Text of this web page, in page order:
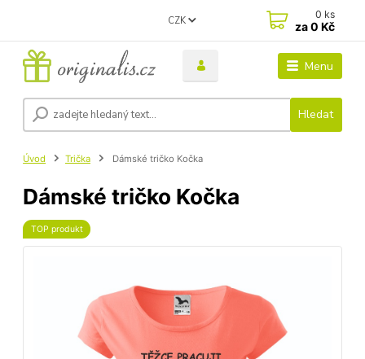
Menu
CZK
Hledat
0 ks
za0 Kč
Úvod Trička Dámské tričko Kočka
Dámské tričko Kočka
TOP produkt